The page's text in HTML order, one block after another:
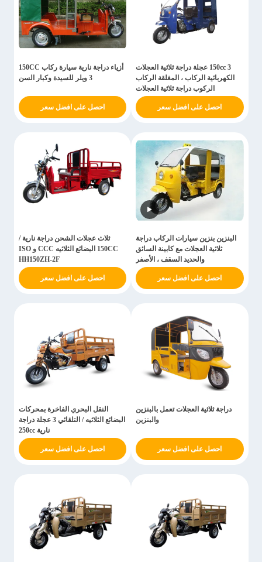
150cc 3 عجلة دراجة ثلاثية العجلات
الكهربائية الركاب ، المغلقة الركاب
الركوب دراجة ثلاثية العجلات
احصل على افضل سعر
أزياء دراجة نارية سيارة ركاب 150CC
3 ويلر للسيدة وكبار السن
احصل على افضل سعر
البنزين بنزين سيارات الركاب دراجة
ثلاثية العجلات مع كابينة السائق
والحديد السقف ، الأصفر
احصل على افضل سعر
ثلاث عجلات الشحن دراجة نارية /
150CC البضائع الثلاثيه CCC و ISO
HH150ZH-2F
احصل على افضل سعر
دراجة ثلاثية العجلات تعمل بالبنزين
والبنزين
احصل على افضل سعر
النقل البحري الفاخرة بمحركات
البضائع الثلاثيه / التلقائي 3 عجلة دراجة
نارية 250cc
احصل على افضل سعر